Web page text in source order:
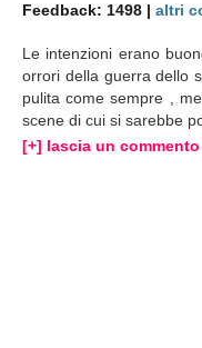
Feedback: 1498 |altri
Le intenzioni erano
orrori della guerra dello
pulita come sempre ,
scene di cui si sarebbe
[+] lascia un